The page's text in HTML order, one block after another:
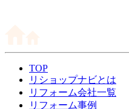
TOP
リショップナビとは
リフォーム会社一覧
リフォーム事例